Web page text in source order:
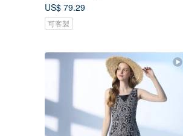
US$ 79.29
可客製